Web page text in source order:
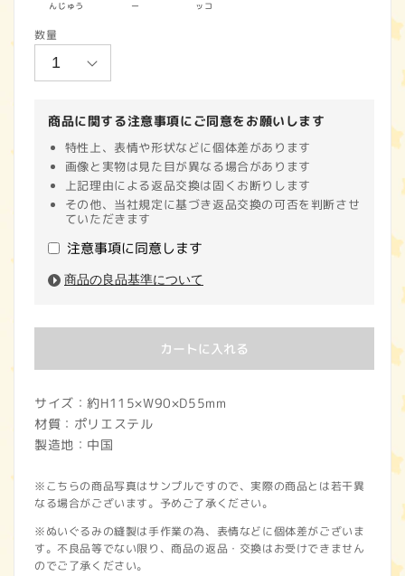
んじゅう
ー
ッコ
数量
商品に関する注意事項にご同意をお願いします
特性上、表情や形状などに個体差があります
画像と実物は見た目が異なる場合があります
上記理由による返品交換は固くお断りします
その他、当社規定に基づき返品交換の可否を判断させ
ていただきます
注意事項に同意します
商品の良品基準について
カートに入れる
サイズ：約H115×W90×D55mm
材質：ポリエステル
製造地：中国
※こちらの商品写真はサンプルですので、実際の商品とは若干異
なる場合がございます。予めご了承ください。
※ぬいぐるみの縫製は手作業の為、表情などに個体差がございま
す。不良品等でない限り、商品の返品・交換はお受けできません
のでご了承ください。